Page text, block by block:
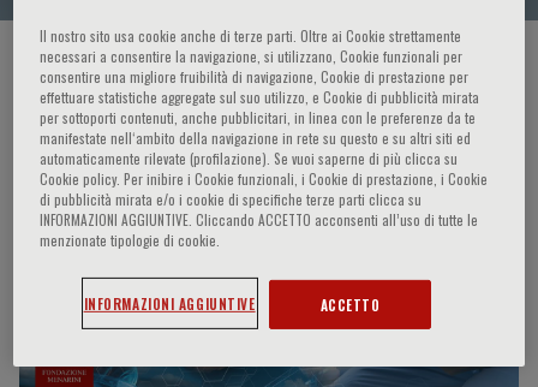
HOME PAGE / CURSOS Y EVENTOS / ORADOR
Carlo Bettocchi
Participaciones del ponente
Il nostro sito usa cookie anche di terze parti. Oltre ai Cookie strettamente
necessari a consentire la navigazione, si utilizzano, Cookie funzionali per
consentire una migliore fruibilità di navigazione, Cookie di prestazione per
effettuare statistiche aggregate sul suo utilizzo, e Cookie di pubblicità mirata
per sottoporti contenuti, anche pubblicitari, in linea con le preferenze da te
manifestate nell‘ambito della navigazione in rete su questo e su altri siti ed
automaticamente rilevate (profilazione). Se vuoi saperne di più clicca su
Cookie policy. Per inibire i Cookie funzionali, i Cookie di prestazione, i Cookie
di pubblicità mirata e/o i cookie di specifiche terze parti clicca su
INFORMAZIONI AGGIUNTIVE. Cliccando ACCETTO acconsenti all’uso di tutte le
menzionate tipologie di cookie.
INFORMAZIONI AGGIUNTIVE ACCETTO